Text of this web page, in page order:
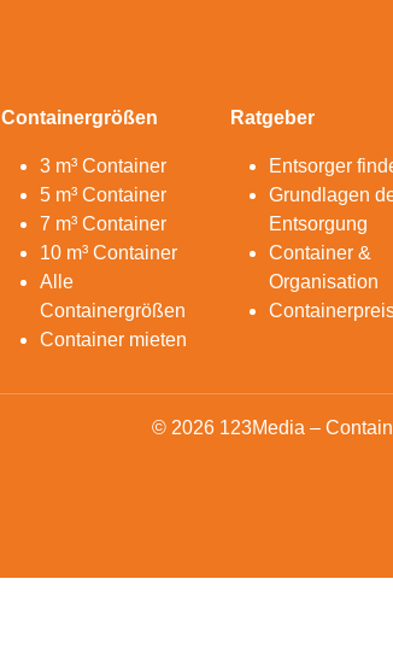
Containergrößen
3 m³ Container
5 m³ Container
7 m³ Container
10 m³ Container
Alle
Containergrößen
Container mieten
Ratgeber
Entsorger
Grundlagen
Entsorgung
Container &
Organisation
© 2026 123Media –